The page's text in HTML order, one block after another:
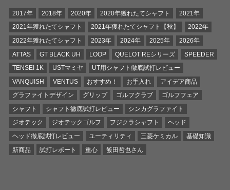
2017年 2018年 2020年 2020年獲れたてシャフト
2021年
2021年獲れたてシャフト
2021年獲れたてシャフト【秋】
2022年
2022年獲れたてシャフト
2023年 2024年 2025年
2026年
ATTAS
GT BLACK UH LOOP QUELOT REシリーズ
SPEEDER
TENSEI 1K
USTマミヤ
UT用シャフト徹底試打レビュー
VANQUISH
VENTUS おすすめ！ お手入れ
アイデア商品
グラファイトデザイン
グリップ ゴルフクラブ
ゴルフフェア
シャフト
シャフト徹底試打レビュー
シンカグラファイト
ジオテック
ジオテックゴルフ フジクラシャフト
ヘッド
ヘッド徹底試打レビュー
ユーティリティ 三菱ケミカル
基礎知識
新商品
試打レポート 重心 飯田哲也さん